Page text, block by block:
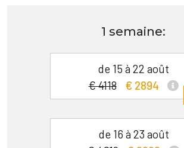
1 semaine:
de 15 à 22 août
€ 4118
€ 2894
de 16 à 23 août